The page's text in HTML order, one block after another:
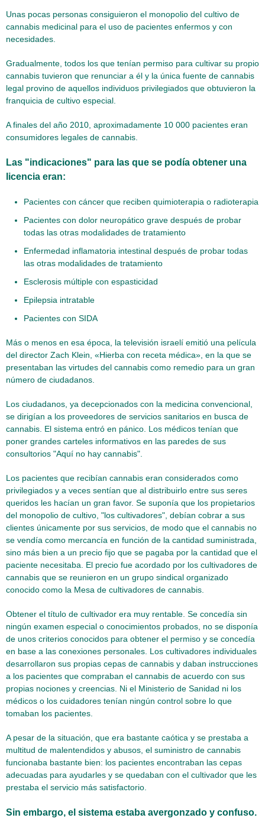
Unas pocas personas consiguieron el monopolio del cultivo de
cannabis medicinal para el uso de pacientes enfermos y con
necesidades.
Gradualmente, todos los que tenían permiso para cultivar su propio
cannabis tuvieron que renunciar a él y la única fuente de cannabis
legal provino de aquellos individuos privilegiados que obtuvieron la
franquicia de cultivo especial.
A finales del año 2010, aproximadamente 10 000 pacientes eran
consumidores legales de cannabis.
Las "indicaciones" para las que se podía obtener una
licencia eran:
Pacientes con cáncer que reciben quimioterapia o radioterapia
Pacientes con dolor neuropático grave después de probar
todas las otras modalidades de tratamiento
Enfermedad inflamatoria intestinal después de probar todas
las otras modalidades de tratamiento
Esclerosis múltiple con espasticidad
Epilepsia intratable
Pacientes con SIDA
Más o menos en esa época, la televisión israelí emitió una película
del director Zach Klein, «Hierba con receta médica», en la que se
presentaban las virtudes del cannabis como remedio para un gran
número de ciudadanos.
Los ciudadanos, ya decepcionados con la medicina convencional,
se dirigían a los proveedores de servicios sanitarios en busca de
cannabis. El sistema entró en pánico. Los médicos tenían que
poner grandes carteles informativos en las paredes de sus
consultorios "Aquí no hay cannabis".
Los pacientes que recibían cannabis eran considerados como
privilegiados y a veces sentían que al distribuirlo entre sus seres
queridos les hacían un gran favor. Se suponía que los propietarios
del monopolio de cultivo, "los cultivadores", debían cobrar a sus
clientes únicamente por sus servicios, de modo que el cannabis no
se vendía como mercancía en función de la cantidad suministrada,
sino más bien a un precio fijo que se pagaba por la cantidad que el
paciente necesitaba. El precio fue acordado por los cultivadores de
cannabis que se reunieron en un grupo sindical organizado
conocido como la Mesa de cultivadores de cannabis.
Obtener el título de cultivador era muy rentable. Se concedía sin
ningún examen especial o conocimientos probados, no se disponía
de unos criterios conocidos para obtener el permiso y se concedía
en base a las conexiones personales. Los cultivadores individuales
desarrollaron sus propias cepas de cannabis y daban instrucciones
a los pacientes que compraban el cannabis de acuerdo con sus
propias nociones y creencias. Ni el Ministerio de Sanidad ni los
médicos o los cuidadores tenían ningún control sobre lo que
tomaban los pacientes.
A pesar de la situación, que era bastante caótica y se prestaba a
multitud de malentendidos y abusos, el suministro de cannabis
funcionaba bastante bien: los pacientes encontraban las cepas
adecuadas para ayudarles y se quedaban con el cultivador que les
prestaba el servicio más satisfactorio.
Sin embargo, el sistema estaba avergonzado y confuso.